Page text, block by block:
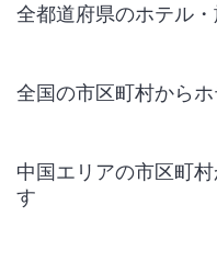
全都道府県のホテル
全国の市区町村から
中国エリアの市区町
す